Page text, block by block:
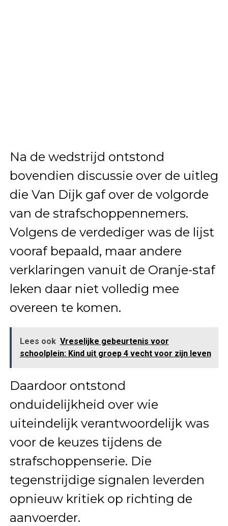
Na de wedstrijd ontstond
bovendien discussie over de uitleg
die Van Dijk gaf over de volgorde
van de strafschoppennemers.
Volgens de verdediger was de lijst
vooraf bepaald, maar andere
verklaringen vanuit de Oranje-staf
leken daar niet volledig mee
overeen te komen.
Lees ook Vreselijke gebeurtenis voor
schoolplein: Kind uit groep 4 vecht voor zijn leven
Daardoor ontstond
onduidelijkheid over wie
uiteindelijk verantwoordelijk was
voor de keuzes tijdens de
strafschoppenserie. Die
tegenstrijdige signalen leverden
opnieuw kritiek op richting de
aanvoerder.